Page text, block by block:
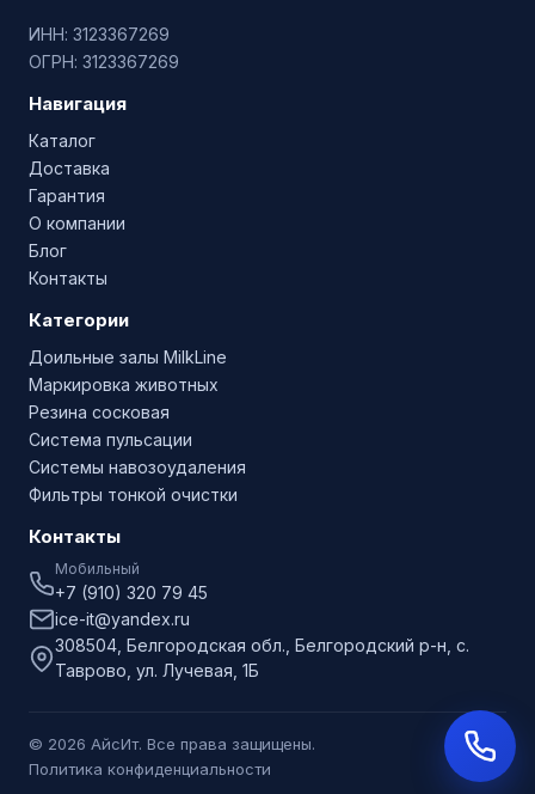
ИНН: 3123367269
ОГРН: 3123367269
Навигация
Каталог
Доставка
Гарантия
О компании
Блог
Контакты
Категории
Доильные залы MilkLine
Маркировка животных
Резина сосковая
Система пульсации
Системы навозоудаления
Фильтры тонкой очистки
Контакты
Мобильный
+7 (910) 320 79 45
ice-it@yandex.ru
308504, Белгородская обл., Белгородский р-н, с.
Таврово, ул. Лучевая, 1Б
© 2026 АйсИт. Все права защищены.
Политика конфиденциальности